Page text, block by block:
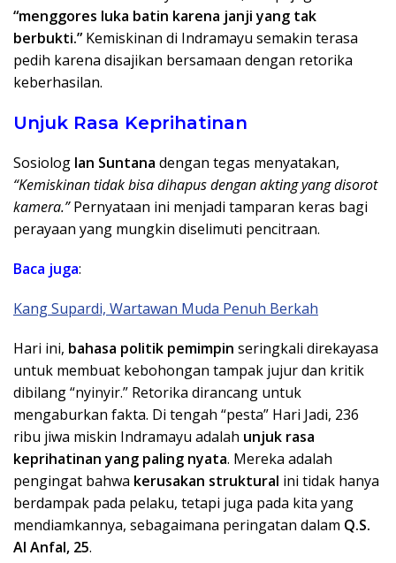
“menggores luka batin karena janji yang tak
berbukti.” Kemiskinan di Indramayu semakin terasa
pedih karena disajikan bersamaan dengan retorika
keberhasilan.
​Unjuk Rasa Keprihatinan
​Sosiolog Ian Suntana dengan tegas menyatakan,
“Kemiskinan tidak bisa dihapus dengan akting yang disorot
kamera.”Pernyataan ini menjadi tamparan keras bagi
perayaan yang mungkin diselimuti pencitraan.
Baca juga:
Kang Supardi, Wartawan Muda Penuh Berkah
​Hari ini, bahasa politik pemimpin seringkali direkayasa
untuk membuat kebohongan tampak jujur dan kritik
dibilang “nyinyir.” Retorika dirancang untuk
mengaburkan fakta. Di tengah “pesta” Hari Jadi, 236
ribu jiwa miskin Indramayu adalah unjuk rasa
keprihatinan yang paling nyata. Mereka adalah
pengingat bahwa kerusakan struktural ini tidak hanya
berdampak pada pelaku, tetapi juga pada kita yang
mendiamkannya, sebagaimana peringatan dalam Q.S.
Al Anfal, 25.